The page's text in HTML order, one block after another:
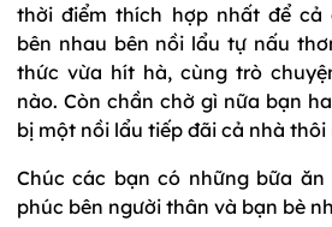
thời điểm thích hợp nhất để cả
bên nhau bên nồi lẩu tự nấu
thức vừa hít hà, cùng trò
nào. Còn chần chờ gì nữa bạn
bị một nồi lẩu tiếp đãi cả nhà thôi
Chúc các bạn có những bữa
phúc bên người thân và bạn bè